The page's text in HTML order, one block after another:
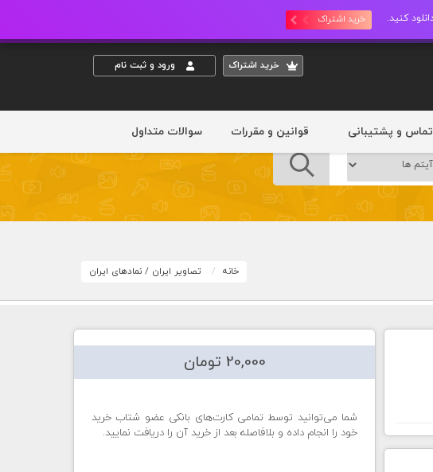
خرید اشتراک
خريد اشتراک ورود و ثبت نام
تماس و پشتیبانی قوانین و مقررات سوالات متداول
خانه تصاویر ایران / نمادهای ایران
20,000 تومان
شما می‌توانید توسط تمامی کارت‌های بانکی عضو شتاب خرید
خود را انجام داده و بلافاصله بعد از خرید آن را دریافت نمایید.